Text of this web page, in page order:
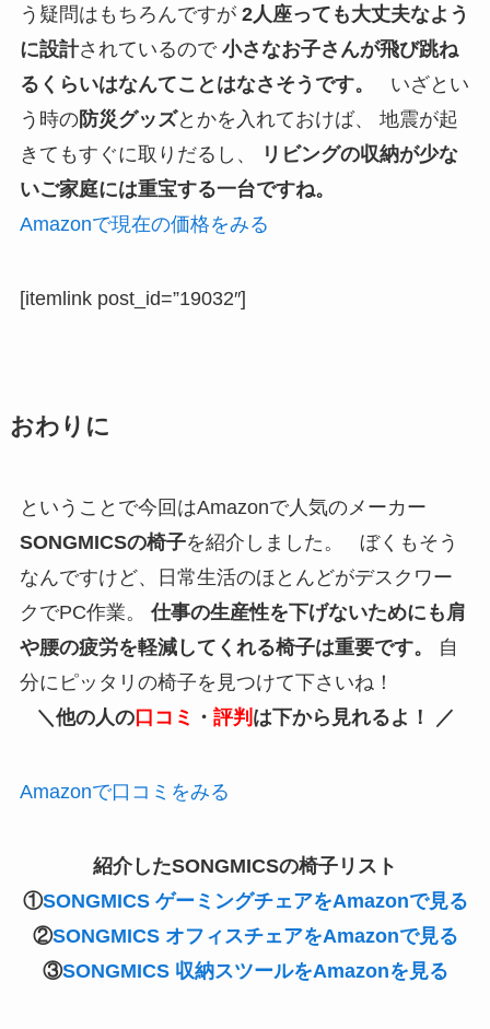
う疑問はもちろんですが 2人座っても大丈夫なよう
に設計されているので 小さなお子さんが飛び跳ね
るくらいはなんてことはなさそうです。
いざとい
う時の防災グッズとかを入れておけば、 地震が起
きてもすぐに取りだるし、
リビングの収納が少な
いご家庭には重宝する一台ですね。
Amazonで現在の価格をみる
[itemlink post_id=”19032″]
おわりに
ということで今回はAmazonで人気のメーカー
SONGMICSの椅子を紹介しました。 ぼくもそう
なんですけど、日常生活のほとんどがデスクワー
クでPC作業。 仕事の生産性を下げないためにも肩
や腰の疲労を軽減してくれる椅子は重要です。
自
分にピッタリの椅子を見つけて下さいね！
＼他の人の口コミ ・ 評判 は下から見れるよ！ ／
Amazonで口コミをみる
紹介したSONGMICSの椅子リスト
①SONGMICS ゲーミングチェアをAmazonで見る
②SONGMICS オフィスチェアをAmazonで見る
③SONGMICS 収納スツールをAmazonを見る